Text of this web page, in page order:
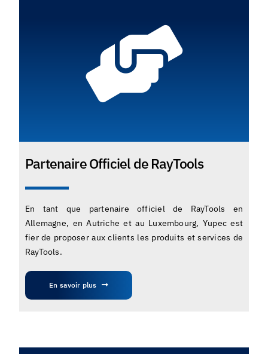
Partenaire Officiel de RayTools
En tant que partenaire officiel de RayTools en
Allemagne, en Autriche et au Luxembourg, Yupec est
fier de proposer aux clients les produits et services de
RayTools.
En savoir plus